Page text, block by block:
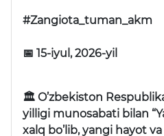
#Zangiota_tuman_akm
📅 15-iyul, 2026-yil
🏛 O’zbekiston
yilligi munosabati bilan
xalq bo’lib, yangi hayot